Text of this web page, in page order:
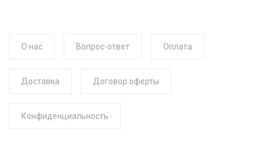
О нас Вопрос-ответ Оплата
Доставка Договор оферты
Конфиденциальность